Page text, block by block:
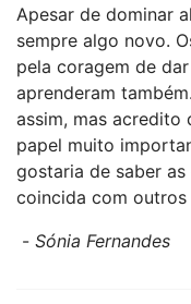
Apesar de dominar
sempre algo novo.
pela coragem de
aprenderam
assim, mas acredito
papel muito
gostaria de saber
coincida com outros
- Sónia Fernandes